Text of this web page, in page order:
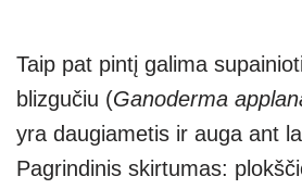
Taip pat pintį galima
blizgučiu (Ganoderma
yra daugiametis ir auga ant
Pagrindinis skirtumas: